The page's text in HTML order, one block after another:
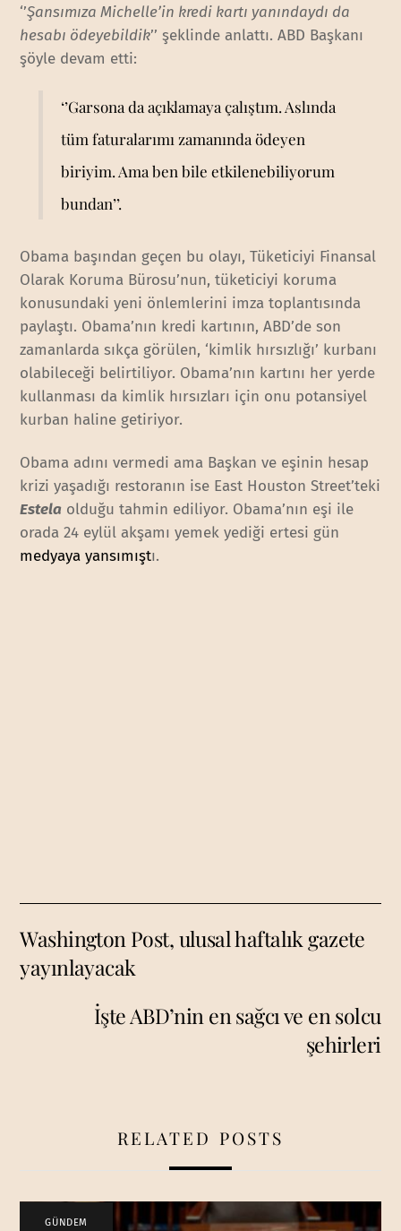
‘’Şansımıza Michelle’in kredi kartı yanındaydı da
hesabı ödeyebildik’’ şeklinde anlattı. ABD Başkanı
şöyle devam etti:
‘’Garsona da açıklamaya çalıştım. Aslında
tüm faturalarımı zamanında ödeyen
biriyim. Ama ben bile etkilenebiliyorum
bundan’’.
Obama başından geçen bu olayı, Tüketiciyi Finansal
Olarak Koruma Bürosu’nun, tüketiciyi koruma
konusundaki yeni önlemlerini imza toplantısında
paylaştı. Obama’nın kredi kartının, ABD’de son
zamanlarda sıkça görülen, ‘kimlik hırsızlığı’ kurbanı
olabileceği belirtiliyor. Obama’nın kartını her yerde
kullanması da kimlik hırsızları için onu potansiyel
kurban haline getiriyor.
Obama adını vermedi ama Başkan ve eşinin hesap
krizi yaşadığı restoranın ise East Houston Street’teki
Estela olduğu tahmin ediliyor. Obama’nın eşi ile
orada 24 eylül akşamı yemek yediği ertesi gün
medyaya yansımıştı.
Washington Post, ulusal haftalık gazete
yayınlayacak
İşte ABD’nin en sağcı ve en solcu
şehirleri
RELATED POSTS
GÜNDEM